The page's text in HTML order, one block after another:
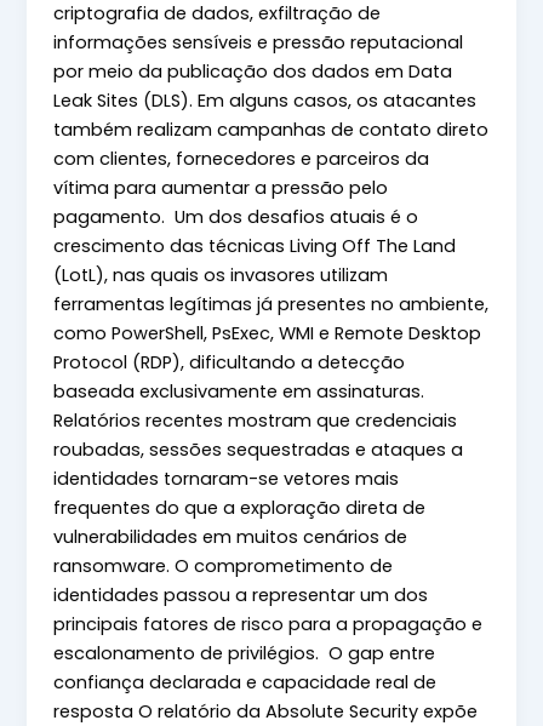
criptografia de dados, exfiltração de
informações sensíveis e pressão reputacional
por meio da publicação dos dados em Data
Leak Sites (DLS). Em alguns casos, os atacantes
também realizam campanhas de contato direto
com clientes, fornecedores e parceiros da
vítima para aumentar a pressão pelo
pagamento. Um dos desafios atuais é o
crescimento das técnicas Living Off The Land
(LotL), nas quais os invasores utilizam
ferramentas legítimas já presentes no ambiente,
como PowerShell, PsExec, WMI e Remote Desktop
Protocol (RDP), dificultando a detecção
baseada exclusivamente em assinaturas.
Relatórios recentes mostram que credenciais
roubadas, sessões sequestradas e ataques a
identidades tornaram-se vetores mais
frequentes do que a exploração direta de
vulnerabilidades em muitos cenários de
ransomware. O comprometimento de
identidades passou a representar um dos
principais fatores de risco para a propagação e
escalonamento de privilégios. O gap entre
confiança declarada e capacidade real de
resposta O relatório da Absolute Security expõe